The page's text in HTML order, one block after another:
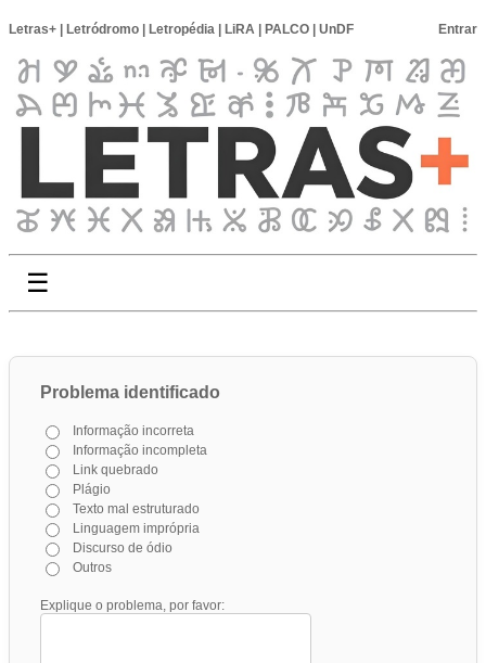
Letras+ Letródromo Letropédia LiRA PALCO UnDF Entrar
☰
Problema identificado
Informação incorreta
Informação incompleta
Link quebrado
Plágio
Texto mal estruturado
Linguagem imprópria
Discurso de ódio
Outros
Explique o problema, por favor: